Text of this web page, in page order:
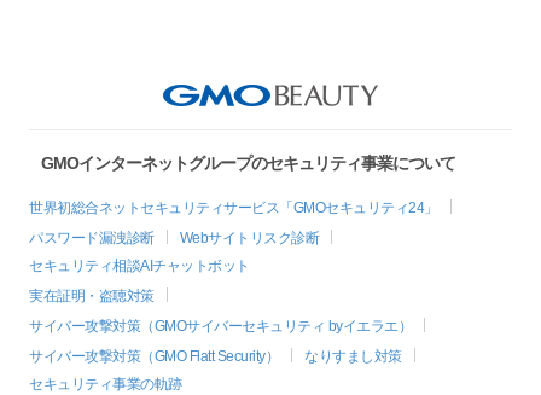
GMOインターネットグループのセキュリティ事業について
世界初総合ネットセキュリティサービス「GMOセキュリティ24」
パスワード漏洩診断
Webサイトリスク診断
セキュリティ相談AIチャットボット
実在証明・盗聴対策
サイバー攻撃対策（GMOサイバーセキュリティ byイエラエ）
サイバー攻撃対策（GMO Flatt Security）
なりすまし対策
セキュリティ事業の軌跡